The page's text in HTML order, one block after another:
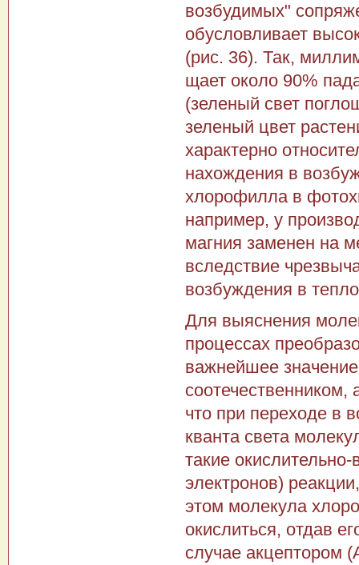
возбудимых"
обусловливает
(рис. 36). Так,
щает около 90%
(зеленый свет
зеленый цвет
характерно
нахождения в
хлорофилла в
напри­мер, у
магния заменен на
вследствие
возбуж­дения в
Для выяснения
процессах
важней­шее
что при переходе в
кванта света
такие
электронов)
этом молекула
окислиться, отдав
случае акцептором